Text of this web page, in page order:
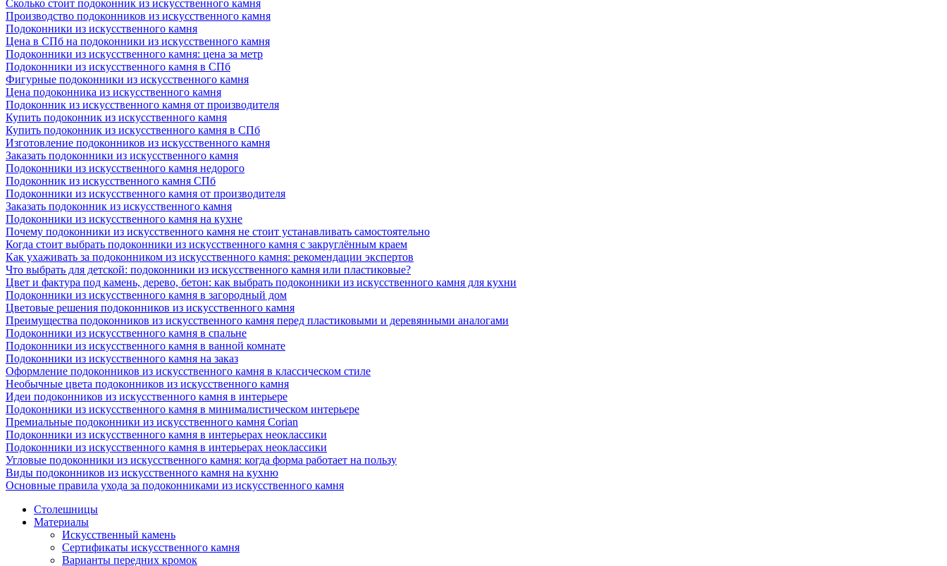
Сколько стоит подоконник из искусственного камня
Производство подоконников из искусственного камня
Подоконники из искусственного камня
Цена в СПб на подоконники из искусственного камня
Подоконники из искусственного камня: цена за метр
Подоконники из искусственного камня в СПб
Фигурные подоконники из искусственного камня
Цена подоконника из искусственного камня
Подоконник из искусственного камня от производителя
Купить подоконник из искусственного камня
Купить подоконник из искусственного камня в СПб
Изготовление подоконников из искусственного камня
Заказать подоконники из искусственного камня
Подоконники из искусственного камня недорого
Подоконник из искусственного камня СПб
Подоконники из искусственного камня от производителя
Заказать подоконник из искусственного камня
Подоконники из искусственного камня на кухне
Почему подоконники из искусственного камня не стоит устанавливать самостоятельно
Когда стоит выбрать подоконники из искусственного камня с закруглённым краем
Как ухаживать за подоконником из искусственного камня: рекомендации экспертов
Что выбрать для детской: подоконники из искусственного камня или пластиковые?
Цвет и фактура под камень, дерево, бетон: как выбрать подоконники из искусственного камня для кухни
Подоконники из искусственного камня в загородный дом
Цветовые решения подоконников из искусственного камня
Преимущества подоконников из искусственного камня перед пластиковыми и деревянными аналогами
Подоконники из искусственного камня в спальне
Подоконники из искусственного камня в ванной комнате
Подоконники из искусственного камня на заказ
Оформление подоконников из искусственного камня в классическом стиле
Необычные цвета подоконников из искусственного камня
Идеи подоконников из искусственного камня в интерьере
Подоконники из искусственного камня в минималистическом интерьере
Премиальные подоконники из искусственного камня Corian
Подоконники из искусственного камня в интерьерах неоклассики
Подоконники из искусственного камня в интерьерах неоклассики
Угловые подоконники из искусственного камня: когда форма работает на пользу
Виды подоконников из искусственного камня на кухню
Основные правила ухода за подоконниками из искусственного камня
Столешницы
Материалы
Искусственный камень
Сертификаты искусственного камня
Варианты передних кромок